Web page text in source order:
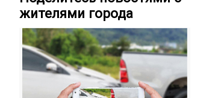
жителями города